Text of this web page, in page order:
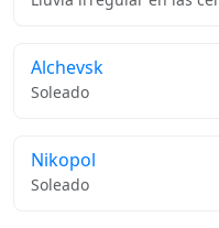
Alchevsk
Soleado
Nikopol
Soleado